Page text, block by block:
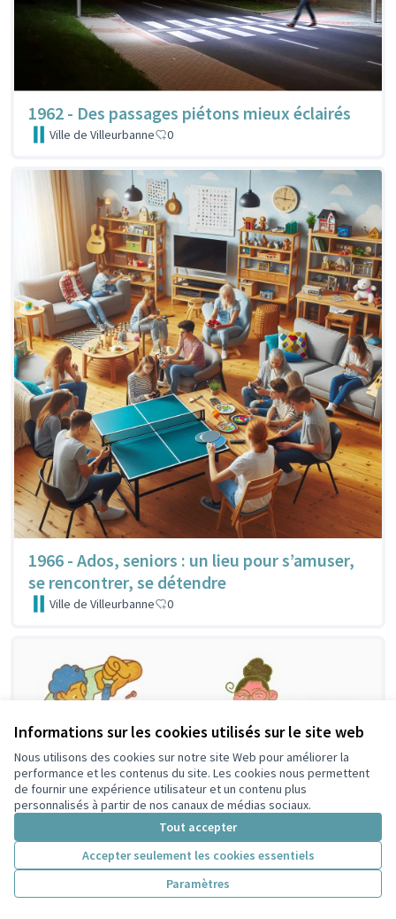
Informations sur les cookies utilisés sur le site web
Nous utilisons des cookies sur notre site Web pour améliorer la
performance et les contenus du site. Les cookies nous permettent
de fournir une expérience utilisateur et un contenu plus
personnalisés à partir de nos canaux de médias sociaux.
Tout accepter
Accepter seulement les cookies essentiels
Paramètres
1962 - Des passages piétons mieux éclairés
Ville de Villeurbanne 0
1966 - Ados, seniors : un lieu pour s’amuser,
se rencontrer, se détendre
Ville de Villeurbanne 0